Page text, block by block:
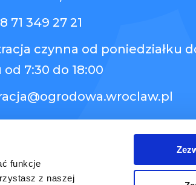
funkcje
z naszej
71 349 27 21
czynna od poniedziałku
7:30 do 18:00